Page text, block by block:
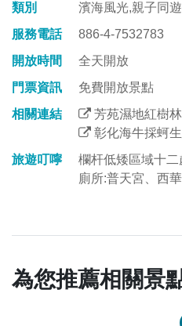
類別
濱海風光,親子同遊
服務電話
886-4-7532783
開放時間
全天開放
門票資訊
免費開放景點
相關連結
芳苑濕地紅樹
彰化海牛採蚵
旅遊叮嚀
欄杆低矮區域十二
廁所:普天宮、西
為您推薦相關景